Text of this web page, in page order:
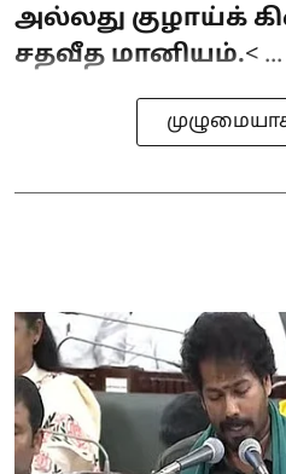
அல்லது குழாய்க்
சதவீத மானியம்.< ...